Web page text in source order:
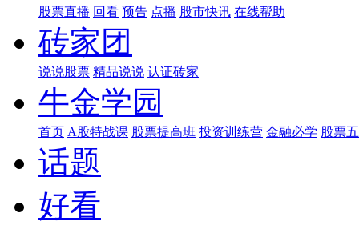
股票直播 回看 预告 点播 股市快讯 在线帮助
砖家团
说说股票 精品说说 认证砖家
牛金学园
首页 A股特战课 股票提高班 投资训练营 金融必学 股票
话题
好看